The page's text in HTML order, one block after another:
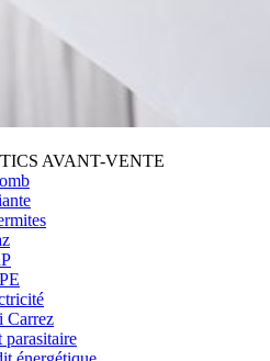
AVANT-VENTE
Carrez
parasitaire